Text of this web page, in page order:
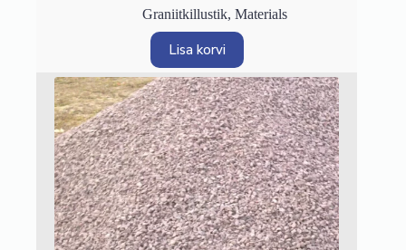
Graniitkillustik,Materials
Lisa korvi